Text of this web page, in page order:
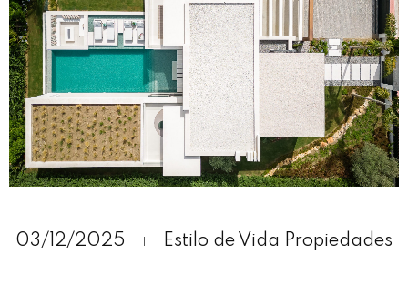
03/12/2025 Estilo de Vida Propiedades